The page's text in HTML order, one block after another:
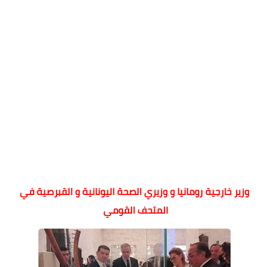
وزير خارجية رومانيا و وزيري الصحة اليونانية و القبرصية في
المتحف القومي